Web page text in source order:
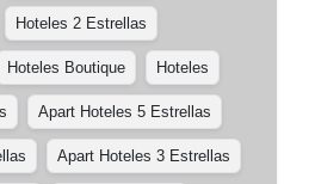
Hoteles 2 Estrellas
Hoteles Boutique Hoteles
Apart Hoteles 5 Estrellas
Apart Hoteles 3 Estrellas